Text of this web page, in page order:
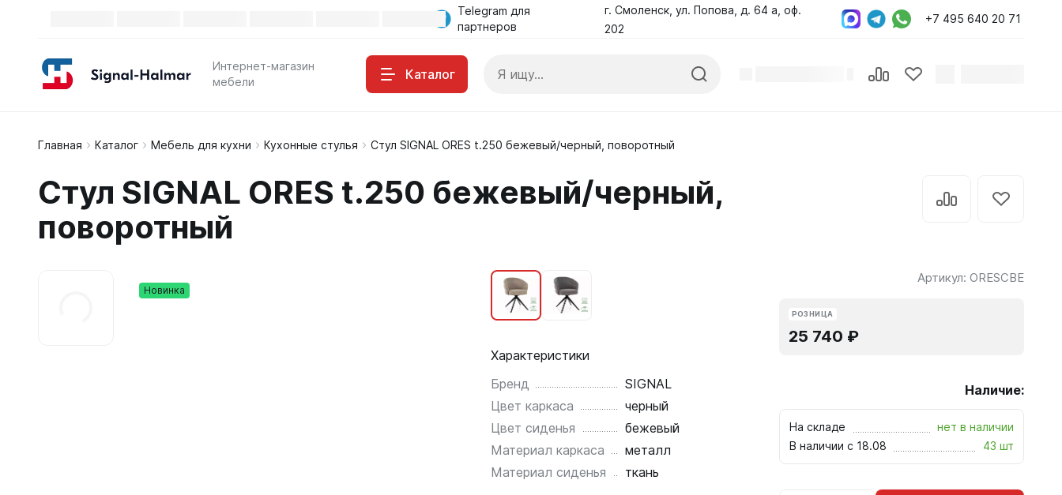
Telegram для
партнеров
г. Смоленск, ул. Попова, д. 64 а, оф.
202
+7 495 640 20 71
Интернет-магазин
мебели
Каталог
Главная Каталог Мебель для кухни Кухонные стулья Стул SIGNAL ORES t.250 бежевый/черный, поворотный
Стул SIGNAL ORES t.250 бежевый/черный,
поворотный
Новинка
Характеристики
Бренд
SIGNAL
Цвет каркаса
черный
Цвет сиденья
бежевый
Материал каркаса
металл
Материал сиденья
ткань
Артикул: ORESCBE
РОЗНИЦА
25 740 ₽
Наличие:
На складе
нет в наличии
В наличии с 18.08
43 шт